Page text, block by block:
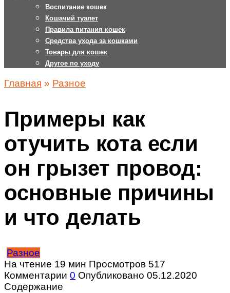
Воспитание кошек
Кошачий туалет
Правила питания кошек
Средства ухода за кошками
Товары для кошек
Другое по уходу
Главная » Разное
Примеры как
отучить кота если
он грызет провод:
основные причины
и что делать
Разное
На чтение 19 мин Просмотров 517
Комментарии 0 Опубликовано 05.12.2020
Содержание